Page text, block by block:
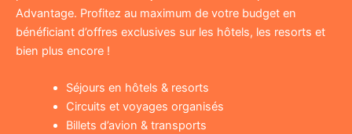
Advantage. Profitez au maximum de votre budget en
bénéficiant d’offres exclusives sur les hôtels, les resorts et
bien plus encore !
Séjours en hôtels & resorts
Circuits et voyages organisés
Billets d’avion & transports